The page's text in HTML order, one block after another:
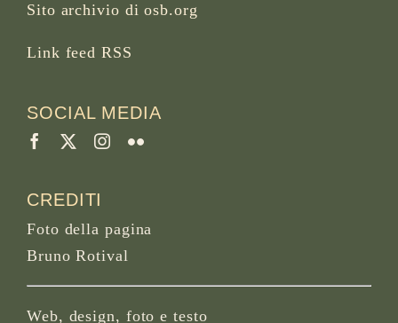
Sito archivio di osb.org
Link feed RSS
SOCIAL MEDIA
CREDITI
Foto della pagina
Bruno Rotival
Web, design, foto e testo